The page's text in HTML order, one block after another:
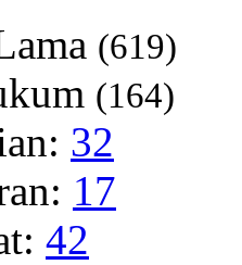
(619)
(164)
32
17
42